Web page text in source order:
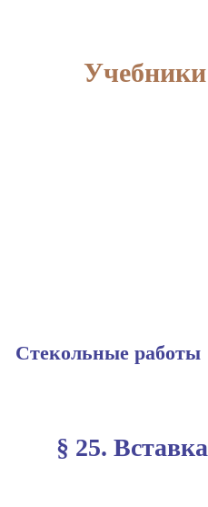
Стекольные работы
§ 25.